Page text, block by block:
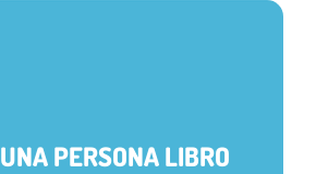
PERSONA LIBRO